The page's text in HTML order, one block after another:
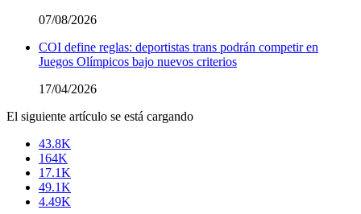
07/08/2026
COI define reglas: deportistas trans podrán competir en
Juegos Olímpicos bajo nuevos criterios
17/04/2026
El siguiente artículo se está cargando
43.8K
164K
17.1K
49.1K
4.49K